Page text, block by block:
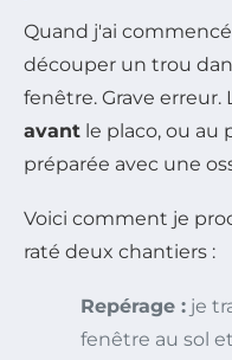
Quand j'ai
découper un trou
fenêtre. Grave
avant le placo, ou au
préparée avec une
Voici comment je
raté deux chantiers :
Repérage : je
fenêtre au sol